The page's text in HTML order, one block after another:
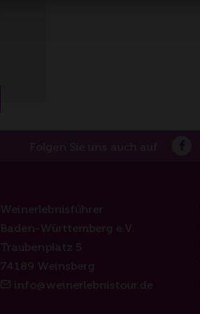
Weinerlebnisführer
Baden-Württemberg e.V.
Traubenplatz 5
74189 Weinsberg
info@weinerlebnistour.de